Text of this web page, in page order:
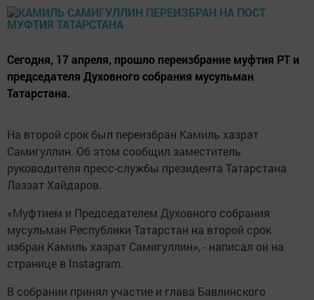
Сегодня, 17 апреля, прошло переизбрание муфтия РТ и
председателя Духовного собрания мусульман
Татарстана.
На второй срок был переизбран Камиль хазрат
Самигуллин. Об этом сообщил заместитель
руководителя пресс-службы президента Татарстана
Лаззат Хайдаров.
«Муфтием и Председателем Духовного собрания
мусульман Республики Татарстан на второй срок
избран Камиль хазрат Самигуллин», - написал он на
странице в Instagram.
В собрании принял участие и глава Бавлинского